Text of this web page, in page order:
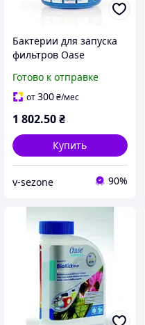
Бактерии для запуска
фильтров Oase
200 ml
Готово к отправке
от300₴/мес
1 802.50₴
Купить
v-sezone 90%